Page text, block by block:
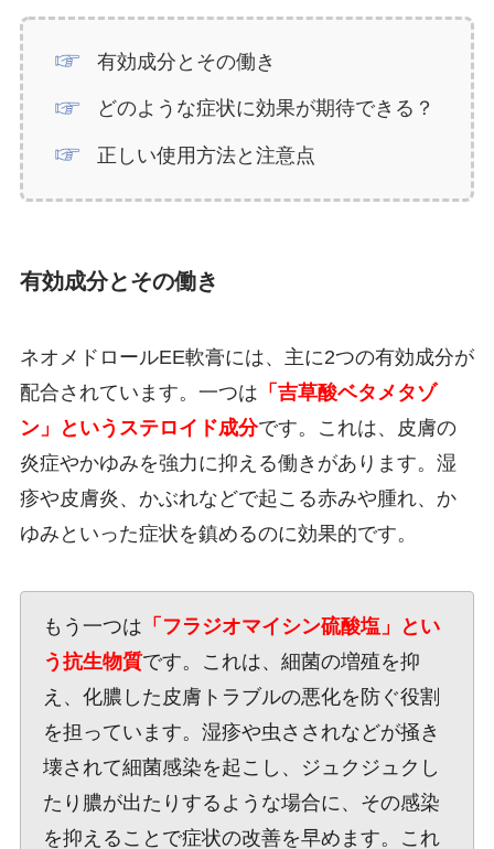
有効成分とその働き
どのような症状に効果が期待できる？
正しい使用方法と注意点
有効成分とその働き
ネオメドロールEE軟膏には、主に2つの有効成分が
配合されています。一つは 「吉草酸ベタメタゾ
ン」というステロイド成分です。これは、皮膚の
炎症やかゆみを強力に抑える働きがあります。湿
疹や皮膚炎、かぶれなどで起こる赤みや腫れ、か
ゆみといった症状を鎮めるのに効果的です。
もう一つは 「フラジオマイシン硫酸塩」とい
う抗生物質です。これは、細菌の増殖を抑
え、化膿した皮膚トラブルの悪化を防ぐ役割
を担っています。湿疹や虫さされなどが掻き
壊されて細菌感染を起こし、ジュクジュクし
たり膿が出たりするような場合に、その感染
を抑えることで症状の改善を早めます。これ